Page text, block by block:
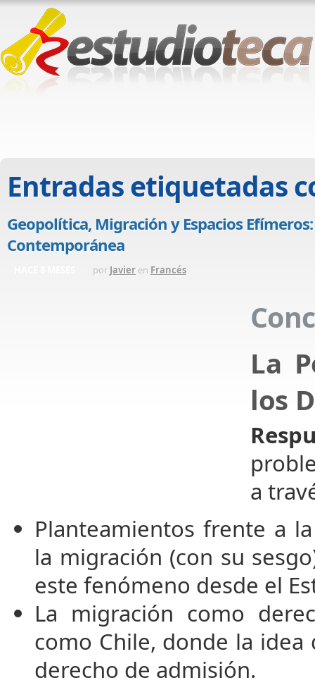
Entradas etiquetadas
Geopolítica, Migración y Espacios
Contemporánea
por Javier en Francés
La
los
a
Planteamientos frente a
la migración (con su
este fenómeno desde el
La migración como
como Chile, donde la
derecho de admisión.